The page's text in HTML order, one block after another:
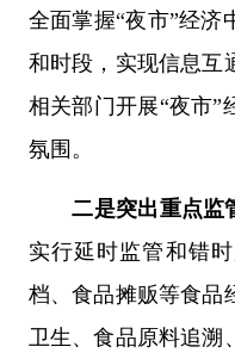
全面掌握“夜市”经济
和时段，实现信息互
相关部门开展“夜市”
氛围。
二是突出重点监
实行延时监管和错
档、食品摊贩等食品
卫生、食品原料追溯